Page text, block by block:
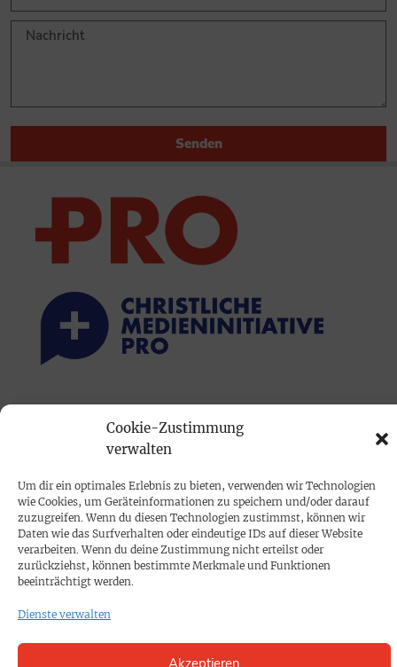
Cookie-Zustimmung
verwalten
Um dir ein optimales Erlebnis zu bieten, verwenden wir Technologien
wie Cookies, um Geräteinformationen zu speichern und/oder darauf
zuzugreifen. Wenn du diesen Technologien zustimmst, können wir
Daten wie das Surfverhalten oder eindeutige IDs auf dieser Website
verarbeiten. Wenn du deine Zustimmung nicht erteilst oder
zurückziehst, können bestimmte Merkmale und Funktionen
beeinträchtigt werden.
Dienste verwalten
Akzeptieren
Senden
PRINTAUSGABE
Mediadaten
PROKOMPAKT
Impressum
SPENDEN
KONTAKT